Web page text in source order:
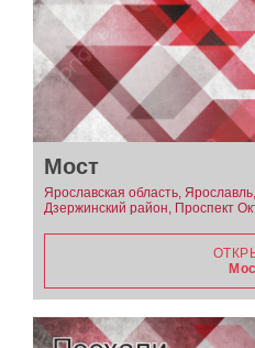
Мост
Ярославская область,
Дзержинский район, Проспект